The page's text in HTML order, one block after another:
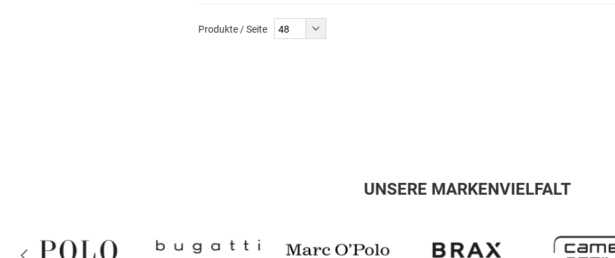
Produkte / Seite
UNSERE MARKENVIELFALT